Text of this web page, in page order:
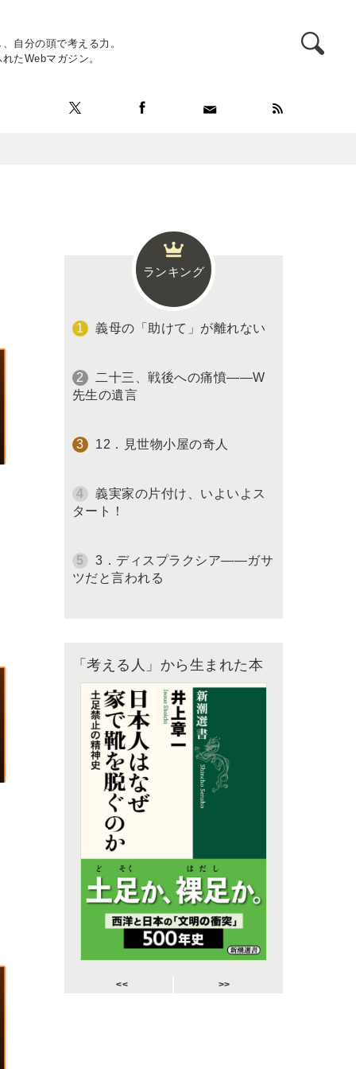
自分の頭で考える力。
たWebマガジン。
ランキング
義母の「助けて」が離れない
二十三、戦後への痛憤――W
先生の遺言
12．見世物小屋の奇人
義実家の片付け、いよいよス
タート！
3．ディスプラクシア――ガサ
ツだと言われる
「考える人」から生まれた本
<< >>